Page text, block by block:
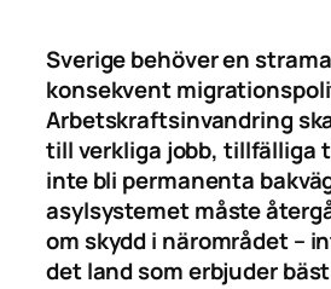
Sverige behöver en
konsekvent
Arbetskraftsinvandring
till verkliga jobb, tillfälliga
inte bli permanenta
asylsystemet måste
om skydd i närområdet –
det land som erbjuder